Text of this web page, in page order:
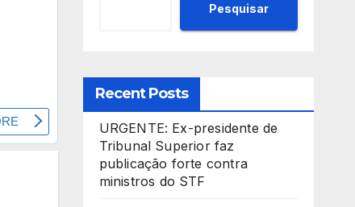
Pesquisar
Recent Posts
URGENTE: Ex-presidente de
Tribunal Superior faz
publicação forte contra
ministros do STF